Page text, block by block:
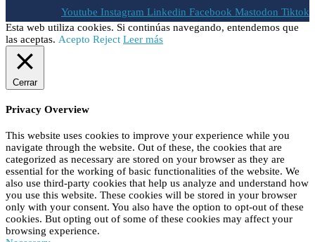
Youtube Instagram Linkedin Facebook Mastodon Tiktok
Esta web utiliza cookies. Si continúas navegando, entendemos que
las aceptas. Acepto Reject Leer más
Cerrar
Privacy Overview
This website uses cookies to improve your experience while you
navigate through the website. Out of these, the cookies that are
categorized as necessary are stored on your browser as they are
essential for the working of basic functionalities of the website. We
also use third-party cookies that help us analyze and understand how
you use this website. These cookies will be stored in your browser
only with your consent. You also have the option to opt-out of these
cookies. But opting out of some of these cookies may affect your
browsing experience.